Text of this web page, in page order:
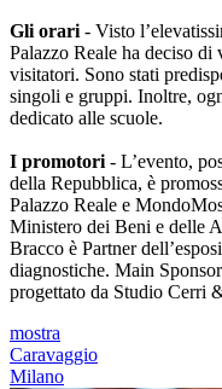
Gli orari - Visto
Palazzo Reale ha deciso di
visitatori. Sono stati
singoli e gruppi. Inoltre,
dedicato alle scuole.
I promotori - L’evento,
della Repubblica, è
Palazzo Reale e
Ministero dei Beni e delle
Bracco è Partner
diagnostiche. Main
progettato da Studio Cerri
mostra
Caravaggio
Milano